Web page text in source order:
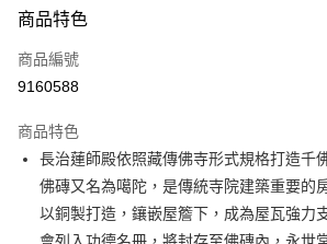
信用卡一次付款
信用卡分期付款
合作金庫商業銀行
華南商業銀行
彰化商業
上海商業儲蓄銀行
台北富邦
國泰世華商業銀行
兆豐國際
臺灣中小企業銀行
台中商業
Apple Pay
Google Pay
大哥付你分期
商品特色
商品編號
9160588
商品特色
長治蓮師殿依照藏傳佛寺形式規格打造千
佛磚又名為噶陀，是傳統寺院建築重要的
以銅製打造，鑲嵌屋簷下，成為屋瓦強力